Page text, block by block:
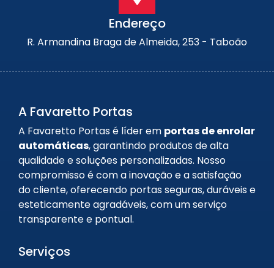
Endereço
R. Armandina Braga de Almeida, 253 - Taboão
A Favaretto Portas
A Favaretto Portas é líder em portas de enrolar
automáticas, garantindo produtos de alta
qualidade e soluções personalizadas. Nosso
compromisso é com a inovação e a satisfação
do cliente, oferecendo portas seguras, duráveis e
esteticamente agradáveis, com um serviço
transparente e pontual.
Serviços